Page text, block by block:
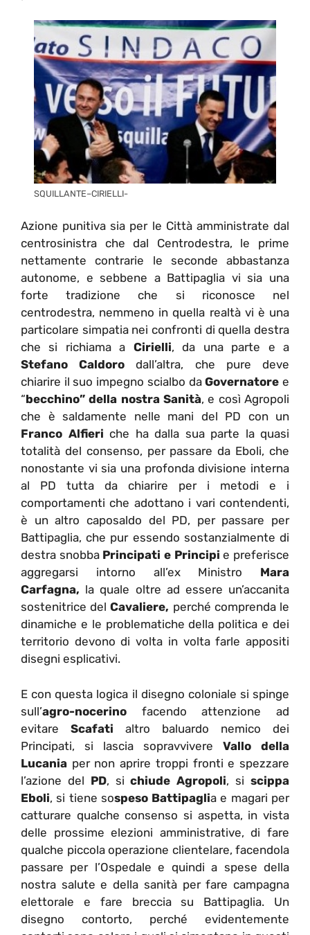
SQUILLANTE–CIRIELLI-
Azione punitiva sia per le Città amministrate dal
centrosinistra che dal Centrodestra, le prime
nettamente contrarie le seconde abbastanza
autonome, e sebbene a Battipaglia vi sia una
forte tradizione che si riconosce nel
centrodestra, nemmeno in quella realtà vi è una
particolare simpatia nei confronti di quella destra
che si richiama a Cirielli, da una parte e a
Stefano Caldoro dall’altra, che pure deve
chiarire il suo impegno scialbo daGovernatore e
“becchino” della nostra Sanità, e così Agropoli
che è saldamente nelle mani del PD con un
Franco Alfieri che ha dalla sua parte la quasi
totalità del consenso, per passare da Eboli, che
nonostante vi sia una profonda divisione interna
al PD tutta da chiarire per i metodi e i
comportamenti che adottano i vari contendenti,
è un altro caposaldo del PD, per passare per
Battipaglia, che pur essendo sostanzialmente di
destra snobba Principati e Principi e preferisce
aggregarsi intorno all’ex Ministro Mara
Carfagna, la quale oltre ad essere un’accanita
sostenitrice del Cavaliere, perché comprenda le
dinamiche e le problematiche della politica e dei
territorio devono di volta in volta farle appositi
disegni esplicativi.
E con questa logica il disegno coloniale si spinge
sull’agro-nocerino facendo attenzione ad
evitare Scafati altro baluardo nemico dei
Principati, si lascia sopravvivere Vallo della
Lucania per non aprire troppi fronti e spezzare
l’azione del PD, sichiude Agropoli, siscippa
Eboli, si tiene sospeso Battipaglia e magari per
catturare qualche consenso si aspetta, in vista
delle prossime elezioni amministrative, di fare
qualche piccola operazione clientelare, facendola
passare per l’Ospedale e quindi a spese della
nostra salute e della sanità per fare campagna
elettorale e fare breccia su Battipaglia. Un
disegno contorto, perché evidentemente